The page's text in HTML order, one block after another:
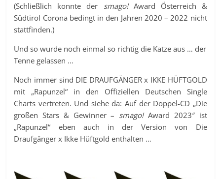
(Schließlich konnte der smago!Award Österreich &
Südtirol Corona bedingt in den Jahren 2020 – 2022 nicht
stattfinden.)
Und so wurde noch einmal so richtig die Katze aus … der
Tenne gelassen …
Noch immer sind DIE DRAUFGÄNGER x IKKE HÜFTGOLD
mit „Rapunzel“ in den Offiziellen Deutschen Single
Charts vertreten. Und siehe da: Auf der Doppel-CD „Die
großen Stars & Gewinner – smago!Award 2023″ ist
„Rapunzel“ eben auch in der Version von Die
Draufgänger x Ikke Hüftgold enthalten …